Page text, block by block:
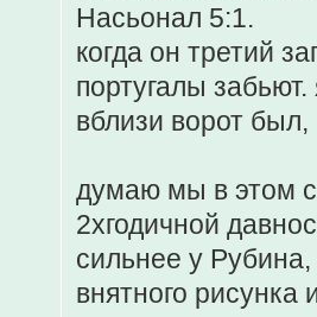
Насьонал 5:1.
когда он третий
португалы
вблизи ворот был,
думаю мы в этом
2хгодичной
сильнее у
внятного